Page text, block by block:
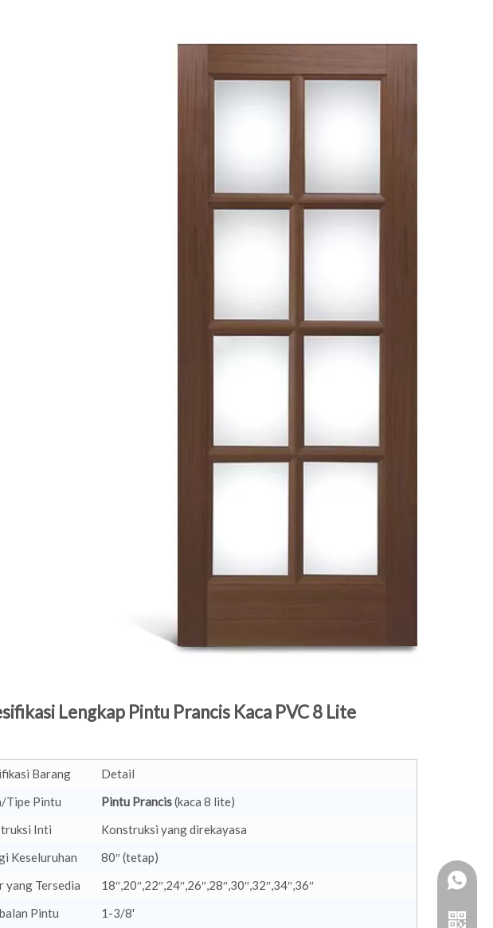
Lengkap Pintu Prancis Kaca PVC 8 ​​Lite
Barang
Detail
Tipe Pintu
Pintu Prancis(kaca 8 lite)
Inti
Konstruksi yang direkayasa
Keseluruhan
80″ (tetap)
yang Tersedia
18″,20″,22″,24″,26″,28″,30″,32″,34″,36″
Pintu
1-3/8'